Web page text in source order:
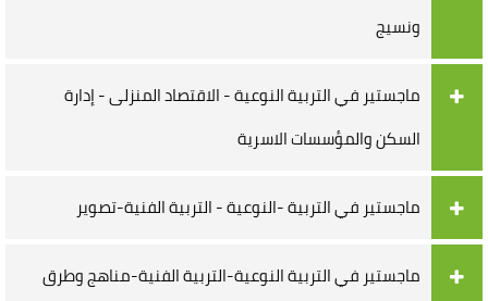
ونسيج
ماجستير في التربية النوعية - الاقتصاد المنزلى - إدارة
السكن والمؤسسات الاسرية
ماجستير في التربية -النوعية - التربية الفنية-تصوير
ماجستير في التربية النوعية-التربية الفنية-مناهج وطرق